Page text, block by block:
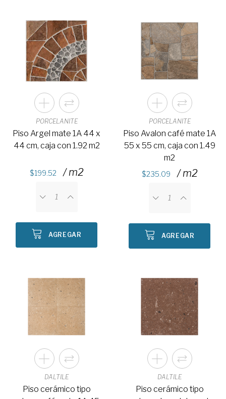
PORCELANITE
Piso Argel mate 1A 44 x
44 cm, caja con 1.92 m2
199.52 / m2
AGREGAR
PORCELANITE
Piso Avalon café mate 1A
55 x 55 cm, caja con 1.49
m2
235.09 / m2
AGREGAR
DALTILE
Piso cerámico tipo
DALTILE
Piso cerámico tipo